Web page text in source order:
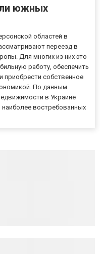
южных
областей в
переезд в
Для многих из них это
работу, обеспечить
приобрести собственное
По данным
в Украине
наиболее востребованных